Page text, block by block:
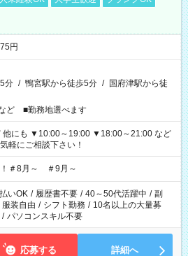
円
分 / 鴨宮駅から徒歩5分 / 国府津駅から徒
ど ■勤務地選べます
軽にご相談下さい！
＃8月～ ＃9月～
いOK / 履歴書不要 / 40～50代活躍中 / 副
服装自由 / シフト勤務 / 10名以上の大量募
/ パソコンスキル不要
応募する 詳細へ